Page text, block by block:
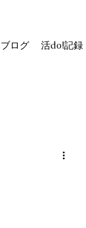
ブログ 活do!記録